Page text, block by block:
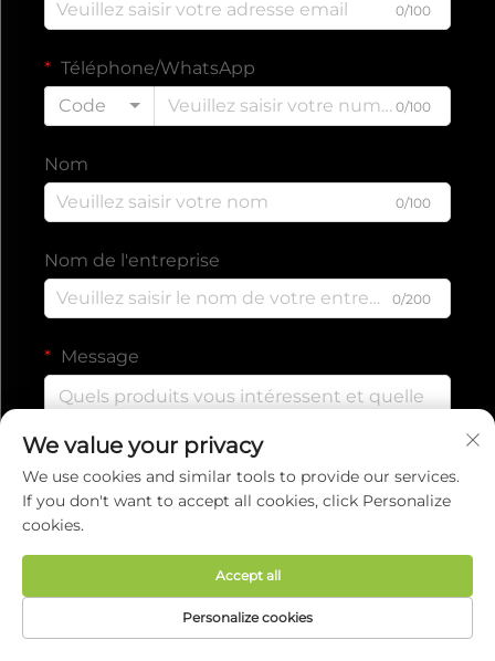
0/100
Téléphone/WhatsApp
Code
0/100
Nom
0/100
Nom de l'entreprise
0/200
Message
Droits d'auteur © 2025 par EVERISE FITNESS CO.,
Politique de confidentialité
We value your privacy
We use cookies and similar tools to provide our services.
If you don't want to accept all cookies, click Personalize
cookies.
Personalize cookies
Accept all